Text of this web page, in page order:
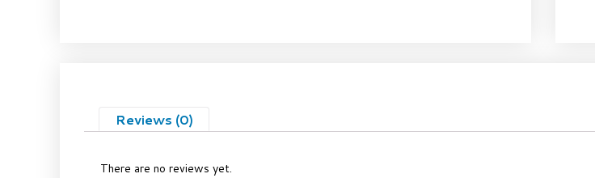
Reviews (0)
There are no reviews yet.